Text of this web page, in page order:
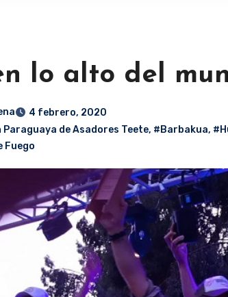
lo alto del
4 febrero, 2020
de Asadores Teete, #Barbakua,
Fuego